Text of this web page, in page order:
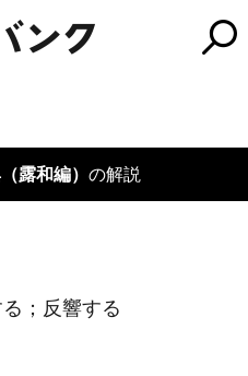
露和編） の解説
；反響する